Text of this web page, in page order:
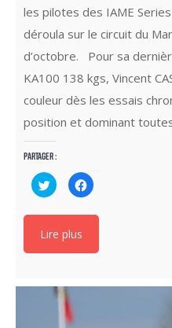
les pilotes des IAME
déroula sur le circuit du
d’octobre. Pour sa
KA100 138 kgs, Vincent
couleur dès les essais
position et dominant
Partager :
Cliquez
pour
partager
Twitter(ouvre
dans
une
fenêtre)
Cliquez
pour
Facebook(ouvre
nouvelle
fenêtre)
Lire plus